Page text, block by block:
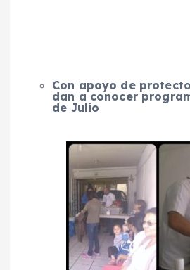
Con apoyo de
dan a conocer
de Julio